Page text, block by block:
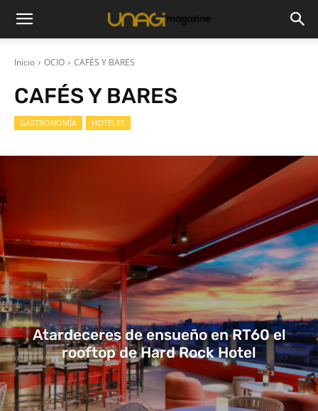
Inicio OCIO CAFÉS Y BARES
CAFÉS Y BARES
GASTRONOMÍA HOTELES
Atardeceres de ensueño en RT60 el
rooftop de Hard Rock Hotel